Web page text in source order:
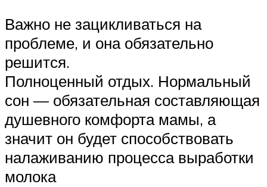
Важно не зацикливаться на
проблеме, и она обязательно
решится.
Полноценный отдых. Нормальный
сон — обязательная составляющая
душевного комфорта мамы, а
значит он будет способствовать
налаживанию процесса выработки
молока